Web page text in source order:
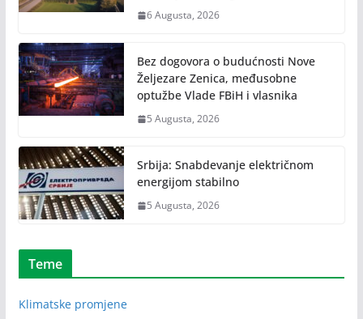
6 Augusta, 2026
Bez dogovora o budućnosti Nove
Željezare Zenica, međusobne
optužbe Vlade FBiH i vlasnika
5 Augusta, 2026
Srbija: Snabdevanje električnom
energijom stabilno
5 Augusta, 2026
Teme
Klimatske promjene